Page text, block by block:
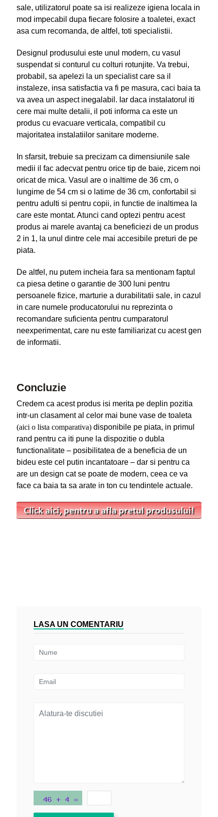
sale, utilizatorul poate sa isi realizeze igiena locala in
mod impecabil dupa fiecare folosire a toaletei, exact
asa cum recomanda, de altfel, toti specialistii.
Designul produsului este unul modern, cu vasul
suspendat si conturul cu colturi rotunjite. Va trebui,
probabil, sa apelezi la un specialist care sa il
instaleze, insa satisfactia va fi pe masura, caci baia ta
va avea un aspect inegalabil. Iar daca instalatorul iti
cere mai multe detalii, il poti informa ca este un
produs cu evacuare verticala, compatibil cu
majoritatea instalatiilor sanitare moderne.
In sfarsit, trebuie sa precizam ca dimensiunile sale
medii il fac adecvat pentru orice tip de baie, zicem noi
oricat de mica. Vasul are o inaltime de 36 cm, o
lungime de 54 cm si o latime de 36 cm, confortabil si
pentru adulti si pentru copii, in functie de inaltimea la
care este montat. Atunci cand optezi pentru acest
produs ai marele avantaj ca beneficiezi de un produs
2 in 1, la unul dintre cele mai accesibile preturi de pe
piata.
De altfel, nu putem incheia fara sa mentionam faptul
ca piesa detine o garantie de 300 luni pentru
persoanele fizice, marturie a durabilitatii sale, in cazul
in care numele producatorului nu reprezinta o
recomandare suficienta pentru cumparatorul
neexperimentat, care nu este familiarizat cu acest gen
de informatii.
Concluzie
Credem ca acest produs isi merita pe deplin pozitia
intr-un clasament al celor mai bune vase de toaleta
(aici o lista comparativa)disponibile pe piata, in primul
rand pentru ca iti pune la dispozitie o dubla
functionalitate – posibilitatea de a beneficia de un
bideu este cel putin incantatoare – dar si pentru ca
are un design cat se poate de modern, ceea ce va
face ca baia ta sa arate in ton cu tendintele actuale.
LASA UN COMENTARIU